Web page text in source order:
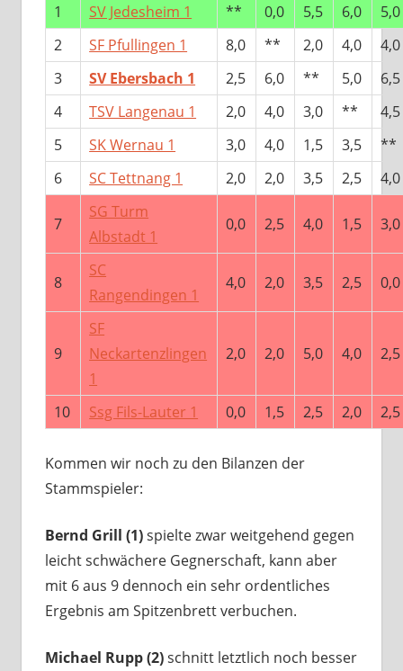
1
SV Jedesheim 1 ** 0,0 5,5 6,0
5,0
2
SF Pfullingen 1 8,0 ** 2,0 4,0
4,0
3
SV Ebersbach 1 2,5 6,0 ** 5,0
6,5
4
TSV Langenau 1 2,0 4,0 3,0 **
4,5
5
SK Wernau 1 3,0 4,0 1,5 3,5
**
6
SC Tettnang 1 2,0 2,0 3,5 2,5 4,0
7
SG Turm
Albstadt 1
0,0 2,5 4,0 1,5 3,0
8
SC
Rangendingen 1
4,0 2,0 3,5 2,5 0,0
9
SF
Neckartenzlingen
1
2,0 2,0 5,0 4,0 2,5
10 Ssg Fils-Lauter 1 0,0 1,5 2,5 2,0 2,5
Kommen wir noch zu den Bilanzen der
Stammspieler:
Bernd Grill (1)spielte zwar weitgehend gegen
leicht schwächere Gegnerschaft, kann aber
mit 6 aus 9 dennoch ein sehr ordentliches
Ergebnis am Spitzenbrett verbuchen.
Michael Rupp (2)schnitt letztlich noch besser